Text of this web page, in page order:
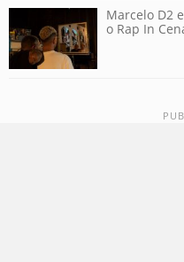
Marcelo D2
o Rap In